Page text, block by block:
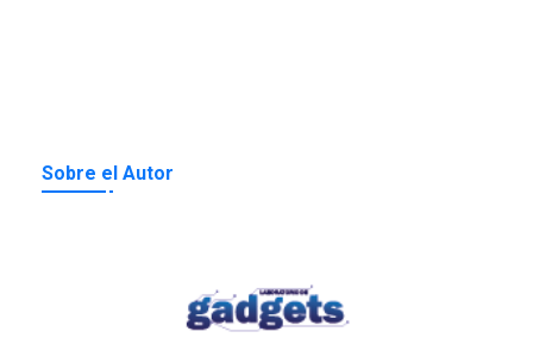
Sobre el Autor